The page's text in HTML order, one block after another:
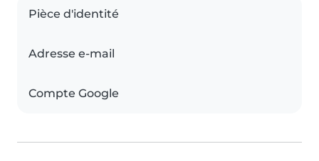
Pièce d'identité
Adresse e-mail
Compte Google